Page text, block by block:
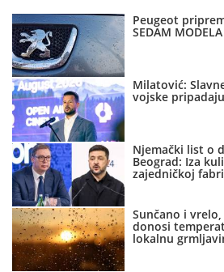
Peugeot
SEDAM
Milatović:
vojske
Njemački list o
Beograd: Iza
zajedničkoj
Sunčano i
donosi
lokalnu